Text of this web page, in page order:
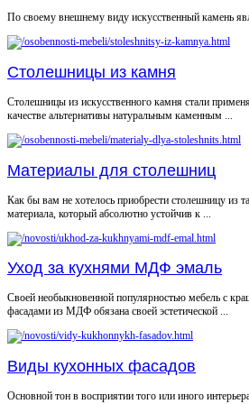
По своему внешнему виду искусственный камень
Столешницы из камня
Столешницы из искусственного камня стали
качестве альтернативы натуральным каменным ...
Материалы для столешниц
Как бы вам не хотелось приобрести столешницу из
материала, который абсолютно устойчив к ...
Уход за кухнями МДФ эмаль
Своей необыкновенной популярностью мебель с
фасадами из МДФ обязана своей эстетической ...
Виды кухонных фасадов
Основной тон в восприятии того или иного интерьера